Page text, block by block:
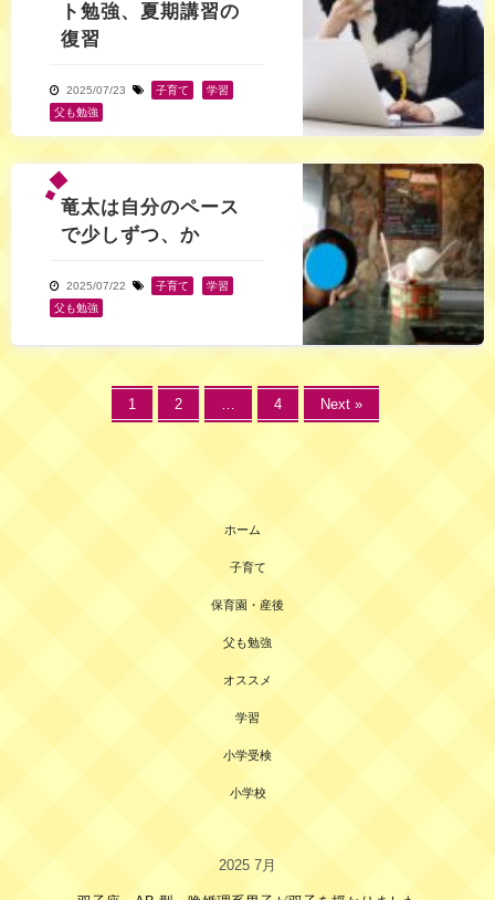
ト勉強、夏期講習の
復習
2025/07/23 子育て 学習
父も勉強
竜太は自分のペース
で少しずつ、か
2025/07/22 子育て 学習
父も勉強
1 2 … 4 Next »
ホーム
子育て
保育園・産後
父も勉強
オススメ
学習
小学受検
小学校
2025 7月